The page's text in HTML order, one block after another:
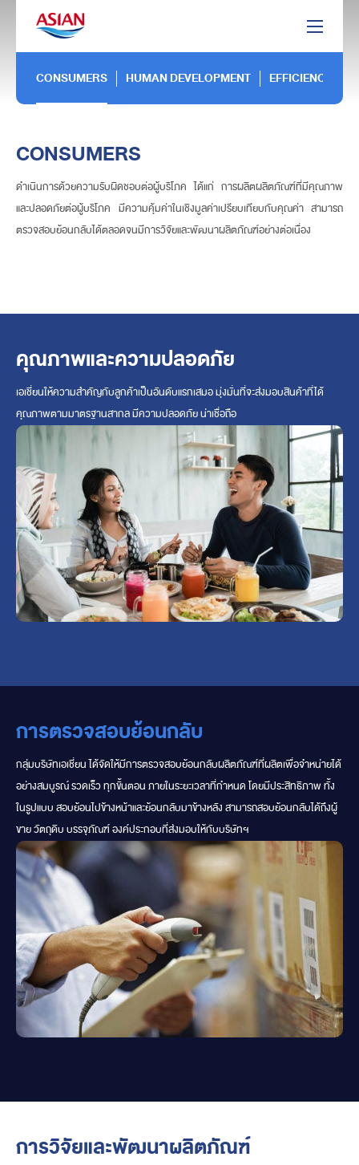
CONSUMERS HUMAN DEVELOPMENT EFFICIENCY
CONSUMERS
ดําเนินการด้วยความรับผิดชอบต่อผู้บริโภค ได้แก่ การผลิตผลิตภัณฑ์ที่มีคุณภาพ
และปลอดภัยต่อผู้บริโภค มีความคุ้มค่าในเชิงมูลค่าเปรียบเทียบกับคุณค่า สามารถ
ตรวจสอบย้อนกลับได้ตลอดจนมีการวิจัยและพัฒนาผลิตภัณฑ์อย่างต่อเนื่อง
คุณภาพและความปลอดภัย
เอเชี่ยนให้ความสำคัญกับลูกค้าเป็นอันดับแรกเสมอ มุ่งมั่นที่จะส่งมอบสินค้าที่ได้
คุณภาพตามมาตรฐานสากล มีความปลอดภัย น่าเชื่อถือ
การตรวจสอบย้อนกลับ
กลุ่มบริษัทเอเชี่ยน ได้จัดให้มีการตรวจสอบย้อนกลับผลิตภัณฑ์ที่ผลิตเพื่อจำหน่ายได้
อย่างสมบูรณ์ รวดเร็ว ทุกขั้นตอน ภายในระยะเวลาที่กำหนด โดยมีประสิทธิภาพ ทั้ง
ในรูปแบบ สอบย้อนไปข้างหน้าและย้อนกลับมาข้างหลัง สามารถสอบย้อนกลับได้ถึงผู้
ขาย วัตถุดิบ บรรจุภัณฑ์ องค์ประกอบที่ส่งมอบให้กับบริษัทฯ
การวิจัยและพัฒนาผลิตภัณฑ์